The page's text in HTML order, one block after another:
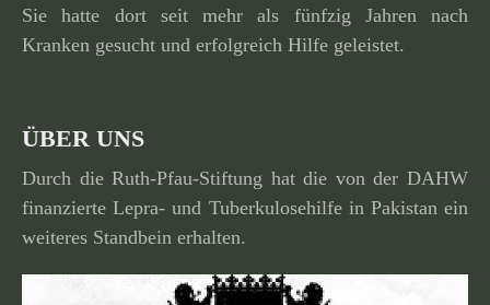
Sie hatte dort seit mehr als fünfzig Jahren nach
Kranken gesucht und erfolg­reich Hilfe geleistet.
ÜBER UNS
Durch die Ruth-Pfau-Stiftung hat die von der DAHW
finan­zierte Lepra- und Tuberkulosehilfe in Pakistan ein
weiteres Standbein erhalten.